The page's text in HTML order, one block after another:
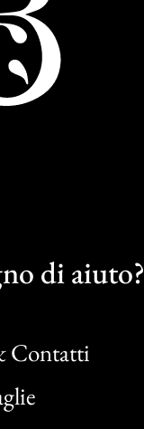
di aiuto?
Contatti